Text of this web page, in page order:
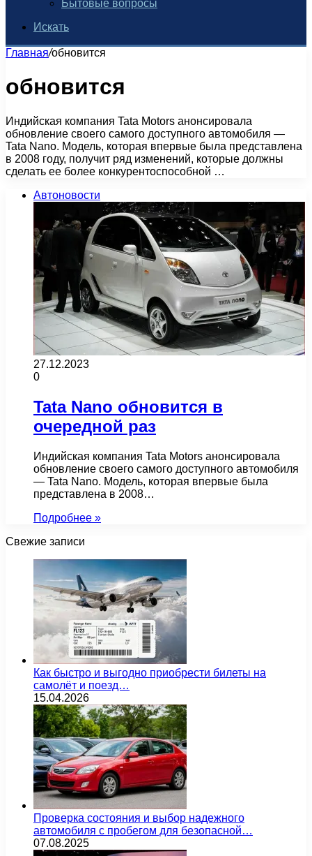
Бытовые вопросы
Искать
Главная/обновится
обновится
Индийская компания Tata Motors анонсировала
обновление своего самого доступного автомобиля —
Tata Nano. Модель, которая впервые была представлена
в 2008 году, получит ряд изменений, которые должны
сделать ее более конкурентоспособной …
Автоновости
27.12.2023
0
Tata Nano обновится в
очередной раз
Индийская компания Tata Motors анонсировала
обновление своего самого доступного автомобиля
— Tata Nano. Модель, которая впервые была
представлена в 2008…
Подробнее »
Свежие записи
Как быстро и выгодно приобрести билеты на
самолёт и поезд…
15.04.2026
Проверка состояния и выбор надежного
автомобиля с пробегом для безопасной…
07.08.2025